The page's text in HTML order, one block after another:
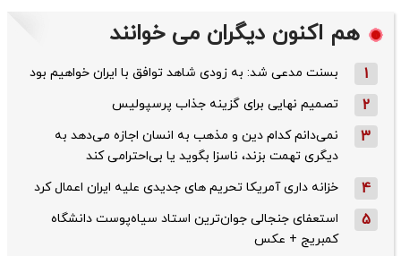
هم اکنون دیگران می خوانند
1 بسنت مدعی شد: به زودی شاهد توافق با ایران خواهیم بود
2 تصمیم نهایی برای گزینه جذاب پرسپولیس
3
نمی‌دانم کدام دین و مذهب به انسان اجازه می‌دهد به
دیگری تهمت بزند، ناسزا بگوید یا بی‌احترامی کند
4 خزانه داری آمریکا تحریم های جدیدی علیه ایران اعمال کرد
5
استعفای جنجالی جوان‌ترین استاد سیاه‌پوست دانشگاه
کمبریج + عکس